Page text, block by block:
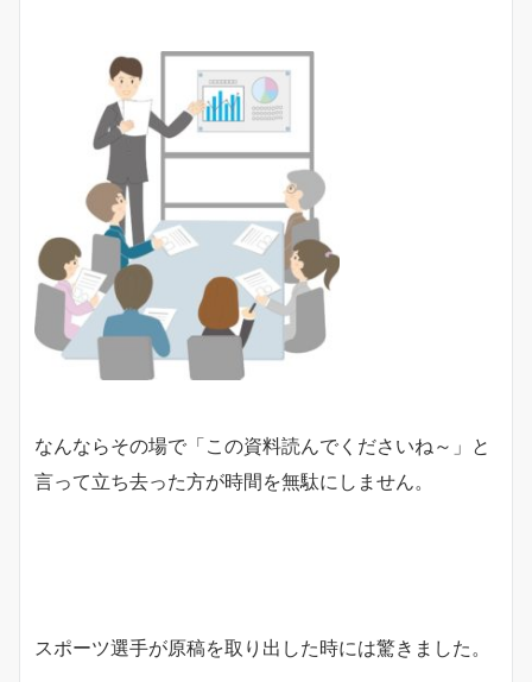
なんならその場で「この資料読んでくださいね～」と
言って立ち去った方が時間を無駄にしません。
スポーツ選手が原稿を取り出した時には驚きました。